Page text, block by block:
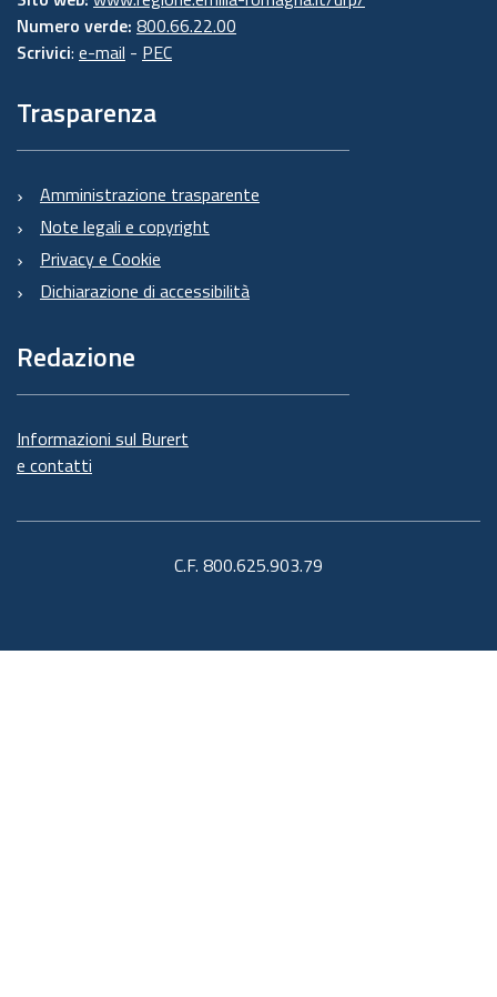
Numero verde: 800.66.22.00
Scrivici: e-mail - PEC
Trasparenza
Amministrazione trasparente
Note legali e copyright
Privacy e Cookie
Dichiarazione di accessibilità
Redazione
Informazioni sul Burert
e contatti
C.F. 800.625.903.79